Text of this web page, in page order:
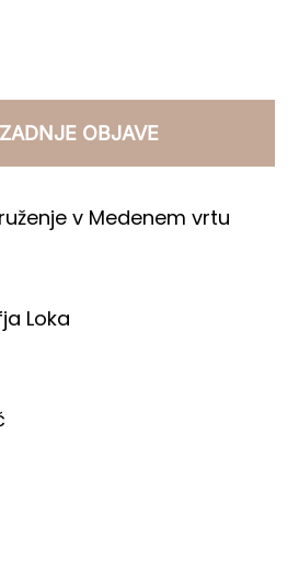
ZADNJE OBJAVE
v Medenem vrtu
Loka